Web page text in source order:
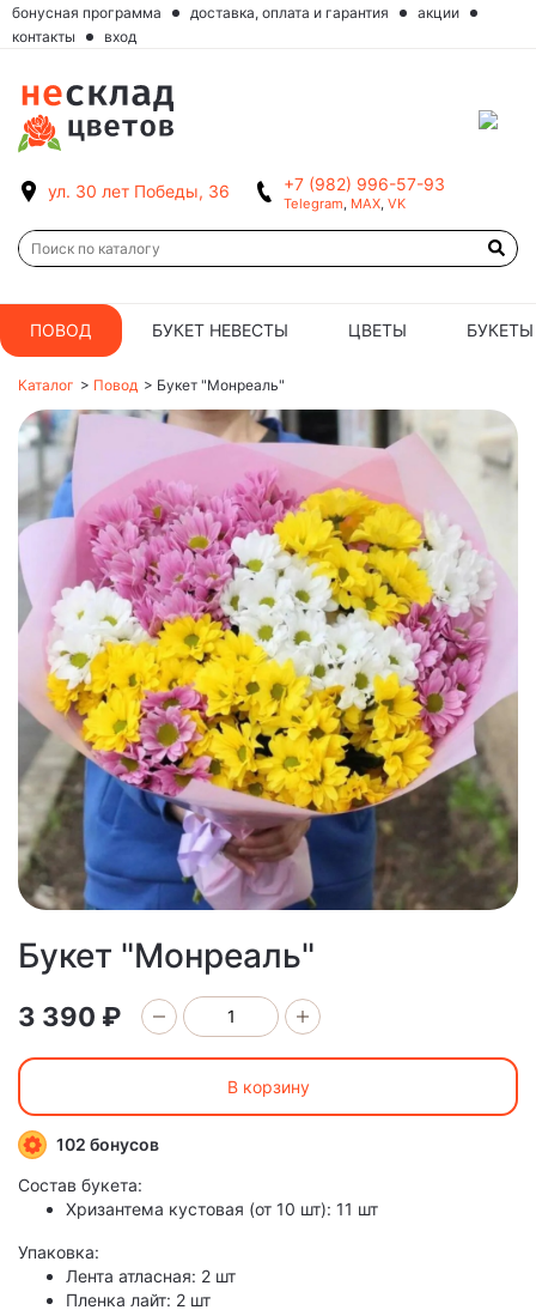
бонусная программа доставка, оплата и гарантия
акции
контакты
вход
ул. 30 лет Победы, 36 +7 (982) 996-57-93
Telegram, MAX, VK
ПОВОД БУКЕТ НЕВЕСТЫ ЦВЕТЫ БУКЕТЫ
Каталог > Повод > Букет "Монреаль"
Букет "Монреаль"
3 390 ₽
В корзину
102 бонусов
Состав букета:
Хризантема кустовая (от 10 шт): 11 шт
Упаковка:
Лента атласная: 2 шт
Пленка лайт: 2 шт